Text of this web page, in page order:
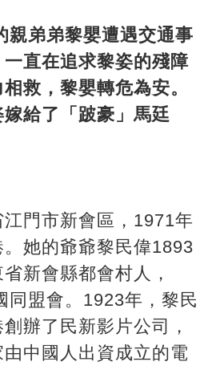
親弟弟黎嬰遭遇交通事
直在追求黎姿的殘障
救，黎嬰轉危為安。
給了「跛豪」馬廷
門市新會區，1971年
她的爺爺黎民偉1893
新會縣都會村人，
同盟會。1923年，黎民
辦了民新影片公司，
中國人出資成立的電